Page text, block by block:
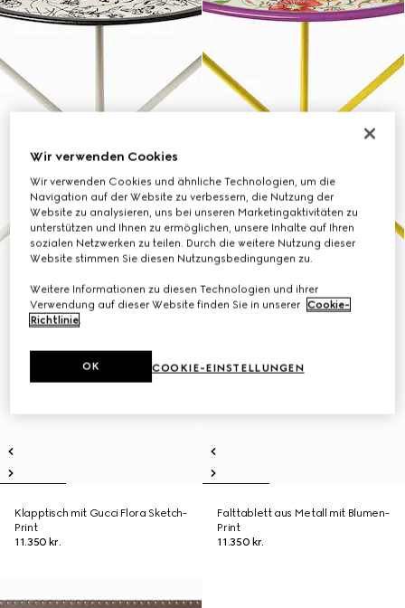
Klapptisch mit Gucci Flora Sketch-
Print
11.350 kr.
Falttablett aus Metall mit Blumen-
Print
11.350 kr.
Wir verwenden Cookies
Wir verwenden Cookies und ähnliche Technologien, um die
Navigation auf der Website zu verbessern, die Nutzung der
Website zu analysieren, uns bei unseren Marketingaktivitäten zu
unterstützen und Ihnen zu ermöglichen, unsere Inhalte auf Ihren
sozialen Netzwerken zu teilen. Durch die weitere Nutzung dieser
Website stimmen Sie diesen Nutzungsbedingungen zu.
Weitere Informationen zu diesen Technologien und ihrer
Verwendung auf dieser Website finden Sie in unserer Cookie-
Richtlinie.
COOKIE-EINSTELLUNGEN
OK